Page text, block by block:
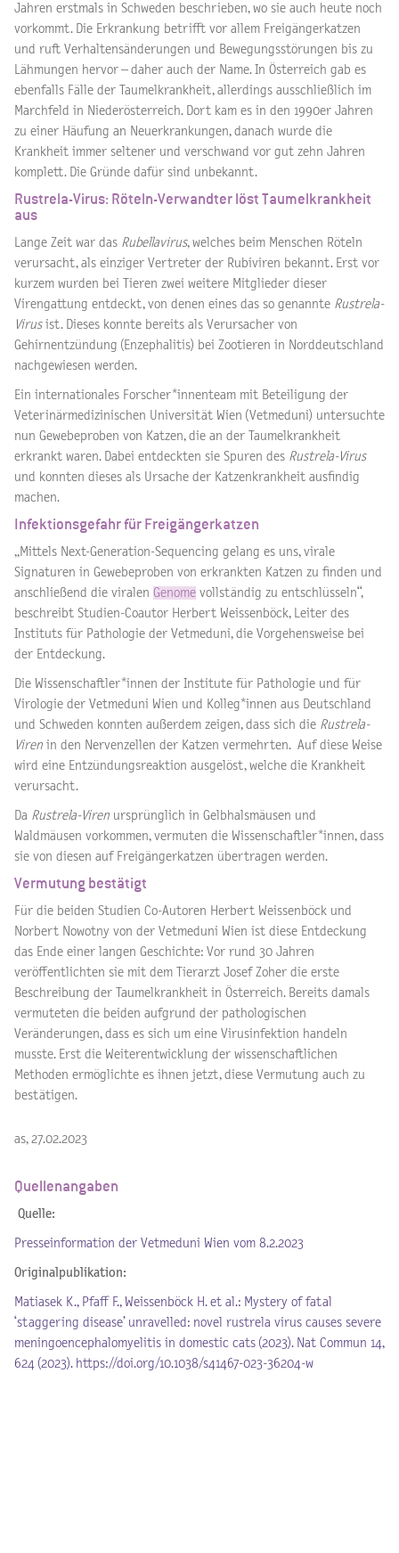
Jahren erstmals in Schweden beschrieben, wo sie auch heute noch
vorkommt. Die Erkrankung betrifft vor allem Freigängerkatzen
und ruft Verhaltensänderungen und Bewegungsstörungen bis zu
Lähmungen hervor – daher auch der Name. In Österreich gab es
ebenfalls Fälle der Taumelkrankheit, allerdings ausschließlich im
Marchfeld in Niederösterreich. Dort kam es in den 1990er Jahren
zu einer Häufung an Neuerkrankungen, danach wurde die
Krankheit immer seltener und verschwand vor gut zehn Jahren
komplett. Die Gründe dafür sind unbekannt.
Rustrela-Virus: Röteln-Verwandter löst Taumelkrankheit
aus
Lange Zeit war das Rubellavirus, welches beim Menschen Röteln
verursacht, als einziger Vertreter der Rubiviren bekannt. Erst vor
kurzem wurden bei Tieren zwei weitere Mitglieder dieser
Virengattung entdeckt, von denen eines das so genannte Rustrela-
Virusist. Dieses konnte bereits als Verursacher von
Gehirnentzündung (Enzephalitis) bei Zootieren in Norddeutschland
nachgewiesen werden.
Ein internationales Forscher*innenteam mit Beteiligung der
Veterinärmedizinischen Universität Wien (Vetmeduni) untersuchte
nun Gewebeproben von Katzen, die an der Taumelkrankheit
erkrankt waren. Dabei entdeckten sie Spuren des Rustrela-Virus
und konnten dieses als Ursache der Katzenkrankheit ausfindig
machen.
Infektionsgefahr für Freigängerkatzen
„Mittels Next-Generation-Sequencing gelang es uns, virale
Signaturen in Gewebeproben von erkrankten Katzen zu finden und
anschließend die viralen Genome vollständig zu entschlüsseln“,
beschreibt Studien-Coautor Herbert Weissenböck, Leiter des
Instituts für Pathologie der Vetmeduni, die Vorgehensweise bei
der Entdeckung.
Die Wissenschaftler*innen der Institute für Pathologie und für
Virologie der Vetmeduni Wien und Kolleg*innen aus Deutschland
und Schweden konnten außerdem zeigen, dass sich die Rustrela-
Viren in den Nervenzellen der Katzen vermehrten. Auf diese Weise
wird eine Entzündungsreaktion ausgelöst, welche die Krankheit
verursacht.
Da Rustrela-Viren ursprünglich in Gelbhalsmäusen und
Waldmäusen vorkommen, vermuten die Wissenschaftler*innen, dass
sie von diesen auf Freigängerkatzen übertragen werden.
Vermutung bestätigt
Für die beiden Studien Co-Autoren Herbert Weissenböck und
Norbert Nowotny von der Vetmeduni Wien ist diese Entdeckung
das Ende einer langen Geschichte: Vor rund 30 Jahren
veröffentlichten sie mit dem Tierarzt Josef Zoher die erste
Beschreibung der Taumelkrankheit in Österreich. Bereits damals
vermuteten die beiden aufgrund der pathologischen
Veränderungen, dass es sich um eine Virusinfektion handeln
musste. Erst die Weiterentwicklung der wissenschaftlichen
Methoden ermöglichte es ihnen jetzt, diese Vermutung auch zu
bestätigen.
as, 27.02.2023
Quellenangaben
Quelle:
Presseinformation der Vetmeduni Wien vom 8.2.2023
Originalpublikation:
Matiasek K., Pfaff F., Weissenböck H. et al.: Mystery of fatal
‘staggering disease’ unravelled: novel rustrela virus causes severe
meningoencephalomyelitis in domestic cats (2023). Nat Commun 14,
624 (2023). https://doi.org/10.1038/s41467-023-36204-w